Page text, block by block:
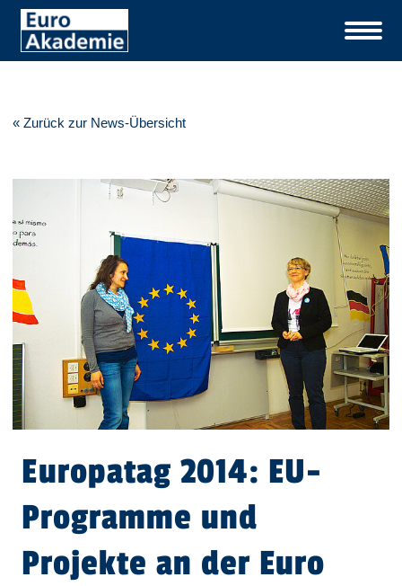
« Zurück zur News-Übersicht
Europatag 2014: EU-
Programme und
Projekte an der Euro